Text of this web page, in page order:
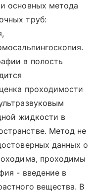
основных метода
труб:
в полость
проходимости
жидкости в
Метод не
данных о
проходимы
- введение в
вещества. В